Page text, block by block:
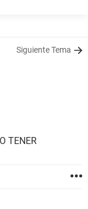
Siguiente Tema
TENER